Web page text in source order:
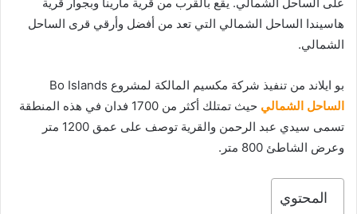
هاسيندا الساحل الشمالي التي تعد من أفضل وأرقي قرى الساحل
الشمالي.
بو ايلاند من تنفيذ شركة مكسيم المالكة لمشروع Bo Islands
الساحل الشمالي
حيث تمتلك أكثر من 1700 فدان في هذه المنطقة
تسمى سيدي عبد الرحمن والقرية توصف على عمق 1200 متر
وعرض الشاطئ 800 متر.
المحتوي